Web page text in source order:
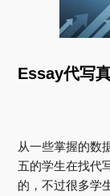
Essay代写
从一些掌握的数
五的学生在找代
的，不过很多学